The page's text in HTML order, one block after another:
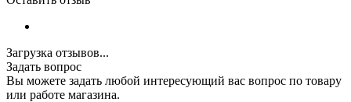
Загрузка отзывов...
Задать вопрос
Вы можете задать любой интересующий вас вопрос по товару
или работе магазина.